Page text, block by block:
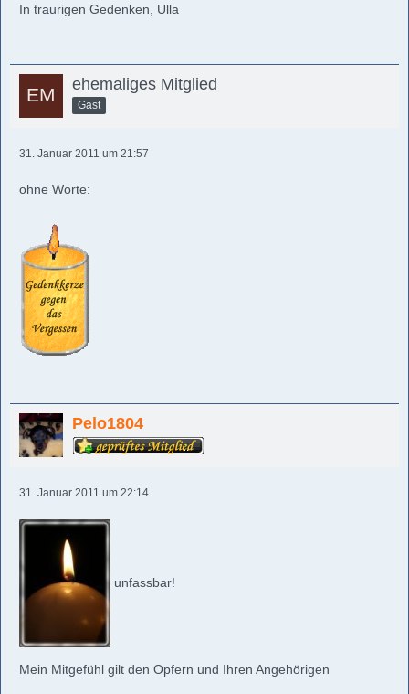
In traurigen Gedenken, Ulla
ehemaliges Mitglied
Gast
31. Januar 2011 um 21:57
ohne Worte:
Pelo1804
31. Januar 2011 um 22:14
unfassbar!
Mein Mitgefühl gilt den Opfern und Ihren Angehörigen